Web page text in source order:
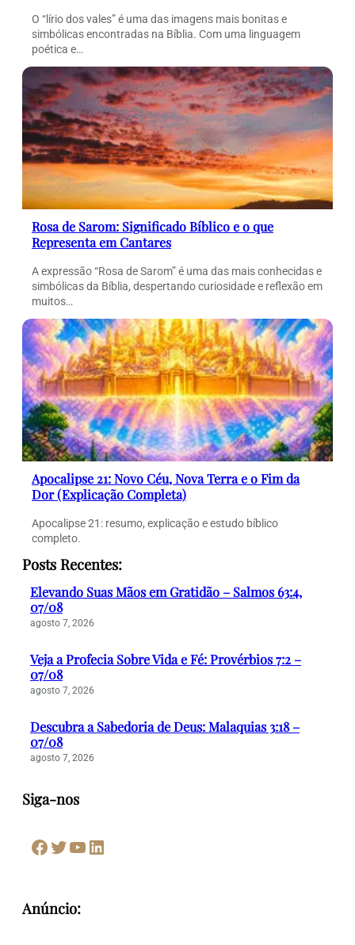
O “lírio dos vales” é uma das imagens mais bonitas e
simbólicas encontradas na Bíblia. Com uma linguagem
poética e…
Rosa de Sarom: Significado Bíblico e o que
Representa em Cantares
A expressão “Rosa de Sarom” é uma das mais conhecidas e
simbólicas da Bíblia, despertando curiosidade e reflexão em
muitos…
Apocalipse 21: Novo Céu, Nova Terra e o Fim da
Dor (Explicação Completa)
Apocalipse 21: resumo, explicação e estudo bíblico
completo.
Posts Recentes:
Elevando Suas Mãos em Gratidão – Salmos 63:4,
07/08
agosto 7, 2026
Veja a Profecia Sobre Vida e Fé: Provérbios 7:2 –
07/08
agosto 7, 2026
Descubra a Sabedoria de Deus: Malaquias 3:18 –
07/08
agosto 7, 2026
Siga-nos
Facebook Twitter Youtube LinkedIn
Anúncio: